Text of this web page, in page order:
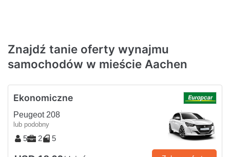
Znajdź tanie oferty wynajmu
samochodów w mieście Aachen
Ekonomiczne
Peugeot 208
lub podobny
5 2 5